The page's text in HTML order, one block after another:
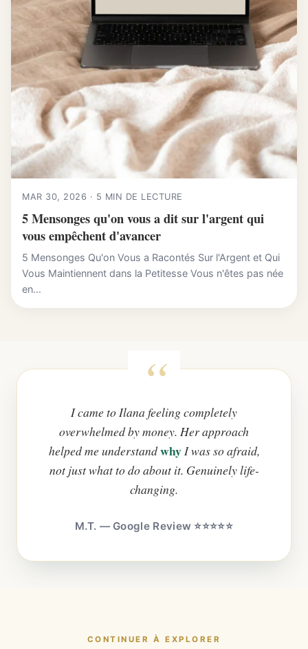
MAR 30, 2026 · 5 MIN DE LECTURE
5 Mensonges qu'on vous a dit sur l'argent qui
vous empêchent d'avancer
5 Mensonges Qu'on Vous a Racontés Sur l'Argent et Qui
Vous Maintiennent dans la Petitesse Vous n'êtes pas née
en...
I came to Ilana feeling completely
overwhelmed by money. Her approach
helped me understandwhyI was so afraid,
not just what to do about it. Genuinely life-
changing.
M.T. — Google Review ⭐⭐⭐⭐⭐
CONTINUER À EXPLORER